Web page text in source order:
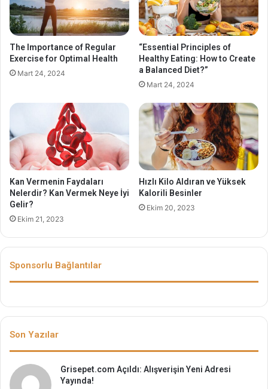
The Importance of Regular
Exercise for Optimal Health
Mart 24, 2024
“Essential Principles of
Healthy Eating: How to Create
a Balanced Diet?”
Mart 24, 2024
Kan Vermenin Faydaları
Nelerdir? Kan Vermek Neye İyi
Gelir?
Ekim 21, 2023
Hızlı Kilo Aldıran ve Yüksek
Kalorili Besinler
Ekim 20, 2023
Sponsorlu Bağlantılar
Son Yazılar
Grisepet.com Açıldı: Alışverişin Yeni Adresi
Yayında!